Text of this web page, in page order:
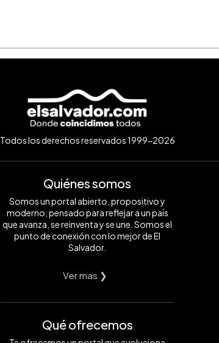
Todos los derechos reservados 1999-2026
Quiénes somos
Somos un portal abierto, propositivo y
moderno, pensado para reflejar a un país
que avanza, se reinventa y se une. Somos el
punto de conexión con lo mejor de El
Salvador.
Ver mas ❯
Qué ofrecemos